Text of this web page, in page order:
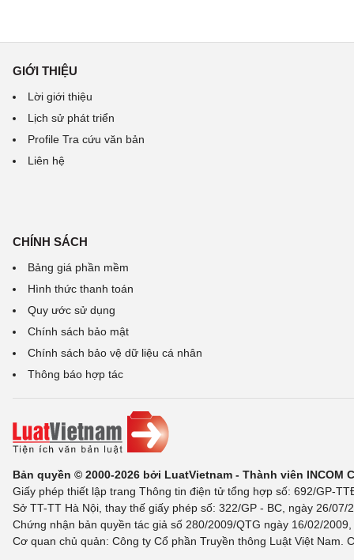
GIỚI THIỆU
Lời giới thiệu
Lịch sử phát triển
Profile Tra cứu văn bản
Liên hệ
CHÍNH SÁCH
Bảng giá phần mềm
Hình thức thanh toán
Quy ước sử dụng
Chính sách bảo mật
Chính sách bảo vệ dữ liệu cá nhân
Thông báo hợp tác
Bản quyền © 2000-2026 bởi LuatVietnam - Thành viên INCOM
Giấy phép thiết lập trang Thông tin điện tử tổng hợp số: 692/GP-
Sở TT-TT Hà Nội, thay thế giấy phép số: 322/GP - BC, ngày 26/
Chứng nhận bản quyền tác giả số 280/2009/QTG ngày 16/02/
Cơ quan chủ quản: Công ty Cổ phần Truyền thông Luật Việt Nam.